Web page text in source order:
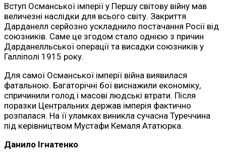
Вступ Османської імперії у Першу світову війну мав
величезні наслідки для всього світу. Закриття
Дарданелл серйозно ускладнило постачання Росії від
союзників. Саме це згодом стало однією з причин
Дарданелльської операції та висадки союзників у
Галліполі 1915 року.
Для самої Османської імперії війна виявилася
фатальною. Багаторічні бої виснажили економіку,
спричинили голод і масові людські втрати. Після
поразки Центральних держав імперія фактично
розпалася. На її уламках виникла сучасна Туреччина
під керівництвом Мустафи Кемаля Ататюрка.
Данило Ігнатенко